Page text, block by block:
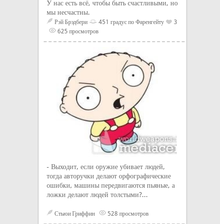
У нас есть всё, чтобы быть счастливыми, но
мы несчастны.
Рэй Брэдбери 451 градус по Фаренгейту
3
625 просмотров
- Выходит, если оружие убивает людей,
тогда авторучки делают орфографические
ошибки, машины передвигаются пьяные, а
ложки делают людей толстыми?...
Стьюи Гриффин 528 просмотров